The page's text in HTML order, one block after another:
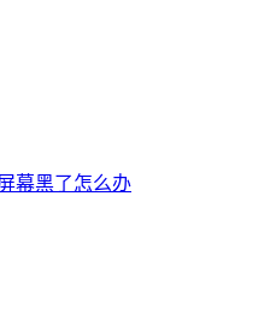
幕黑了怎么办